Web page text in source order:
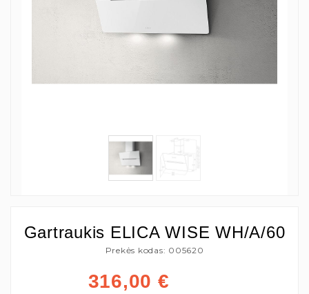
Gartraukis ELICA WISE WH/A/60
Prekės kodas: 005620
316,00 €